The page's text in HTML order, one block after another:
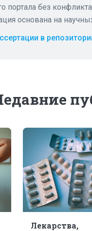
портала без
основана на
в
Лекарства,